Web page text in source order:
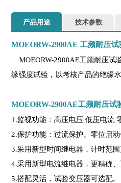
产品用途 技术参数
MOEORW-2900AE 工频耐压试
MOEORW-2900AE工频耐压试
缘强度试验，以考核产品的绝缘
MOEORW-2900AE工频耐压试
1.监视功能：高压电压 低压电流
2.保护功能：过流保护、零位启
3.采用新型时间继电器，计时范
4.采用新型电流继电器，更精确
5.搭配灵活，试验变压器可选配。